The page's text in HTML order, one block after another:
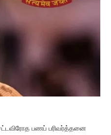
பணப் பரிவர்த்தனை